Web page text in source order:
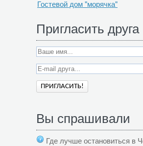
Гостевой дом "морячка"
Пригласить друга
Вы спрашивали
Где лучше остановиться в